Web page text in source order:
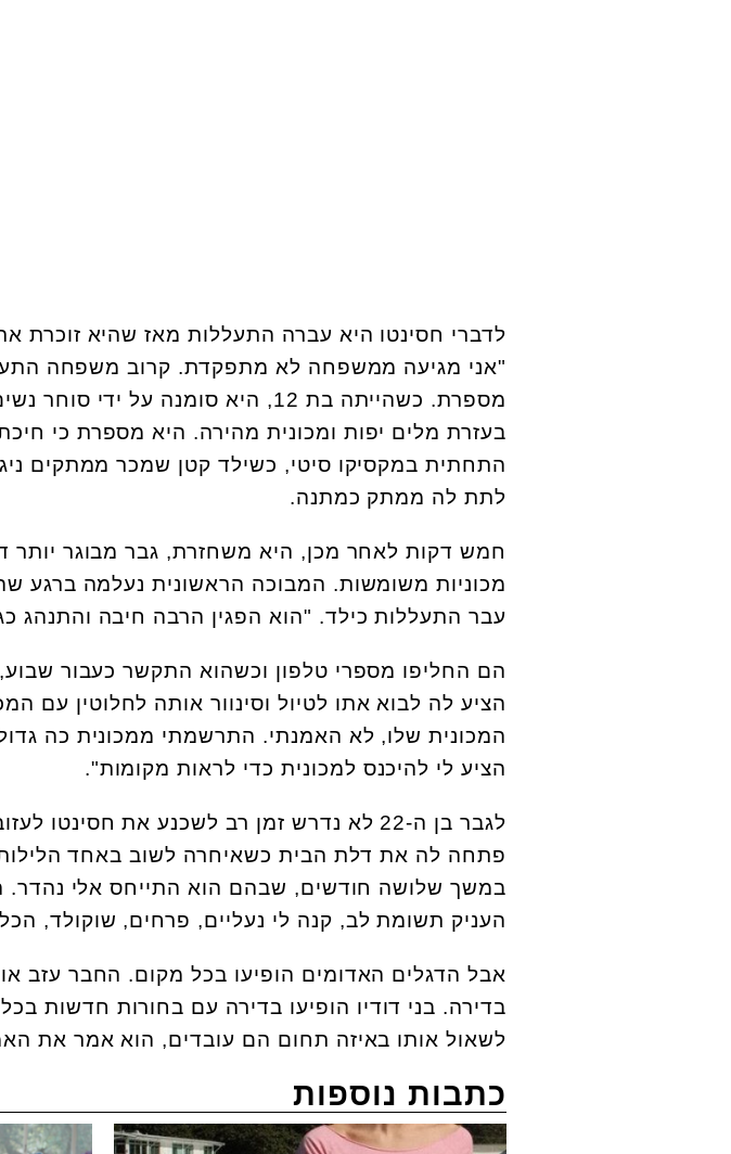
לדברי חסינטו היא עברה התעללות מאז שהיא זוכרת
"אני מגיעה ממשפחה לא מתפקדת. קרוב משפחה
מספרת. כשהייתה בת 12, היא סומנה על
בעזרת מלים יפות ומכונית מהירה. היא מספרת כי
התחתית במקסיקו סיטי, כשילד קטן שמכר ממתקים
לתת לה ממתק כמתנה.
חמש דקות לאחר מכן, היא משחזרת, גבר מבוגר יותר
מכוניות משומשות. המבוכה הראשונית נעלמה ברגע
עבר התעללות כילד. "הוא הפגין הרבה חיבה והתנהג
הם החליפו מספרי טלפון וכשהוא התקשר כעבור
הציע לה לבוא אתו לטיול וסינוור אותה לחלוטין עם
המכונית שלו, לא האמנתי. התרשמתי ממכונית כה
הציע לי להיכנס למכונית כדי לראות מקומות".
לגבר בן ה-22 לא נדרש זמן רב לשכנע את
פתחה לה את דלת הבית כשאיחרה לשוב באחד
במשך שלושה חודשים, שבהם הוא התייחס אלי נהדר.
העניק תשומת לב, קנה לי נעליים, פרחים, שוקולד,
אבל הדגלים האדומים הופיעו בכל מקום. החבר עזב
בדירה. בני דודיו הופיעו בדירה עם בחורות חדשות
לשאול אותו באיזה תחום הם עובדים, הוא אמר את
כתבות נוספות